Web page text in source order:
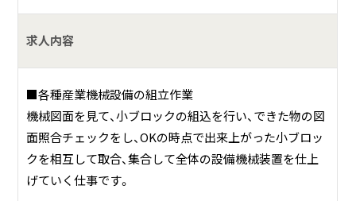
求人内容
■各種産業機械設備の組立作業
機械図面を見て、小ブロックの組込を行い、できた物の図
面照合チェックをし、OKの時点で出来上がった小ブロッ
クを相互して取合、集合して全体の設備機械装置を仕上
げていく仕事です。